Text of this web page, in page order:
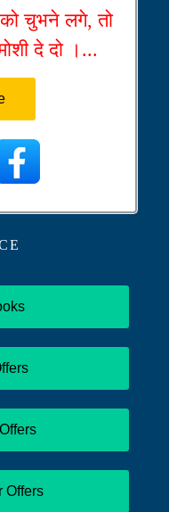
चुभने लगे, तो
दे दो ।...
Offers